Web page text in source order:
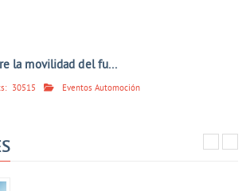
la movilidad del fu...
30515 Eventos Automoción